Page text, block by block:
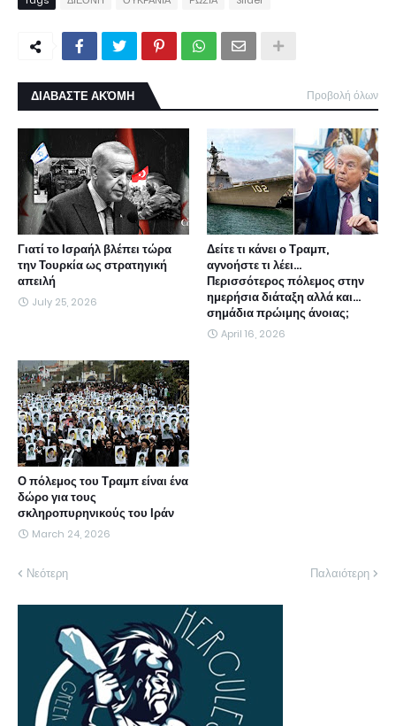
ΔΙΑΒΑΣΤΕ ΑΚΌΜΗ Προβολή όλων
Γιατί το Ισραήλ βλέπει τώρα
την Τουρκία ως στρατηγική
απειλή
July 25, 2026
Δείτε τι κάνει ο Τραμπ,
αγνοήστε τι λέει...
Περισσότερος πόλεμος στην
ημερήσια διάταξη αλλά και...
σημάδια πρώιμης άνοιας;
April 16, 2026
Ο πόλεμος του Τραμπ είναι ένα
δώρο για τους
σκληροπυρηνικούς του Ιράν
March 24, 2026
Νεότερη Παλαιότερη